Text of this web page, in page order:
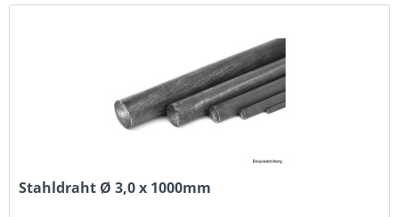
Stahldraht Ø 3,0 x 1000mm